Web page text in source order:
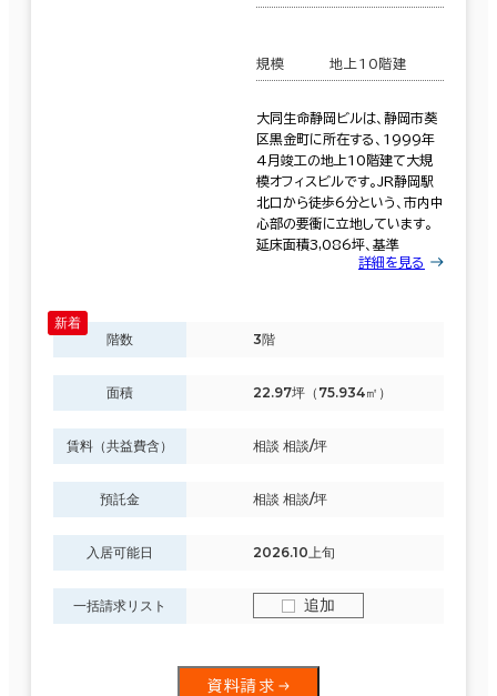
規模 地上10階建
大同生命静岡ビルは、静岡市葵
区黒金町に所在する、1999年
4月竣工の地上10階建て大規
模オフィスビルです。JR静岡駅
北口から徒歩6分という、市内中
心部の要衝に立地しています。
延床面積3,086坪、基準
詳細を見る
階数 3階
面積 22.97坪（75.934㎡）
賃料（共益費含） 相談 相談/坪
預託金 相談 相談/坪
入居可能日 2026.10上旬
一括請求リスト 追加
資料請求